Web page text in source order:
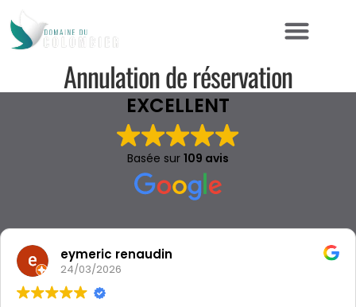
Annulation de réservation
EXCELLENT
Basée sur 109 avis
eymeric renaudin
24/03/2026